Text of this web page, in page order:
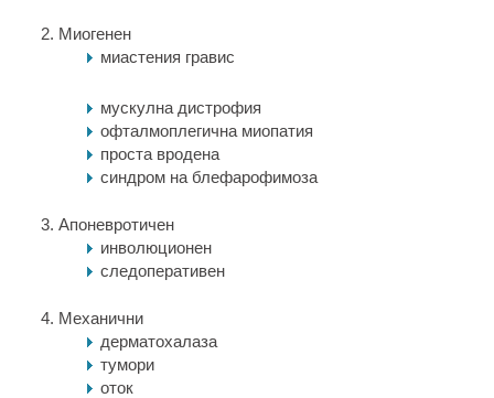
Миогенен
миастения гравис
мускулна дистрофия
офталмоплегична миопатия
проста вродена
синдром на блефарофимоза
Апоневротичен
инволюционен
следоперативен
Механични
дерматохалаза
тумори
оток